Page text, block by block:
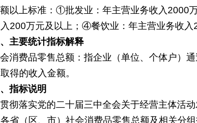
以上标准：①批发业：年主营业务收入2000
200万元及以上；④餐饮业：年主营业务收入
主要统计指标解释
消费品零售总额：指企业（单位、个体户）
得的收入金额。
指标说明
彻落实党的二十届三中全会关于经营主体活
省（区、市）社会消费品零售总额及相关分